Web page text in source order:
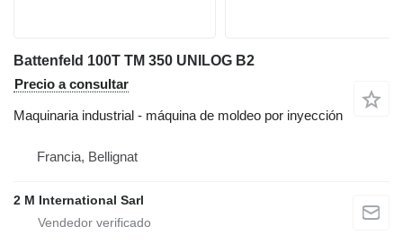
Battenfeld 100T TM 350 UNILOG B2
Precio a consultar
Maquinaria industrial - máquina de moldeo por inyección
Francia, Bellignat
2 M International Sarl